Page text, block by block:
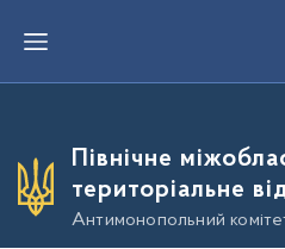
е
о
о
Північне
територіальне
Антимонопольний